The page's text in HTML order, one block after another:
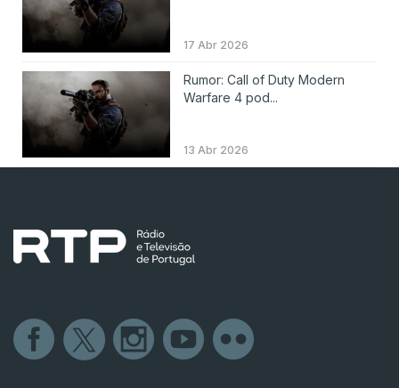
17 Abr 2026
Rumor: Call of Duty Modern
Warfare 4 pod...
13 Abr 2026